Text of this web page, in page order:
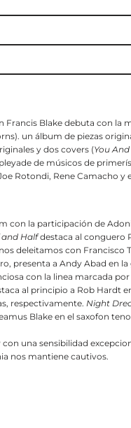
Francis Blake debuta con la
un álbum de piezas
y dos covers (You And
de músicos de
Rotondi, Rene Camacho
con la participación de
and Halfdestaca al conguero
deleitamos con Francisco
presenta a Andy Abad en
con la linea marcada
al principio a Rob Hardt
respectivamente. Night
Blake en el saxofon
una sensibilidad
nos mantiene cautivos.